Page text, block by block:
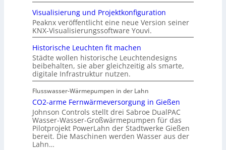
Visualisierung und Projektkonfiguration
Peaknx veröffentlicht eine neue Version seiner
KNX-Visualisierungssoftware Youvi.
Historische Leuchten fit machen
Städte wollen historische Leuchtendesigns
beibehalten, sie aber gleichzeitig als smarte,
digitale Infrastruktur nutzen.
Flusswasser-Wärmepumpen in der Lahn
CO2-arme Fernwärmeversorgung in Gießen
Johnson Controls stellt drei Sabroe DualPAC
Wasser-Wasser-Großwärmepumpen für das
Pilotprojekt PowerLahn der Stadtwerke Gießen
bereit. Die Maschinen werden Wasser aus der
Lahn…